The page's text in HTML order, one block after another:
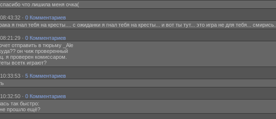
что лишила меня очка(
· 0 Комментариев
я гнал тебя на кресты.... с ожиданки я гнал тебя на кресты... и вот ты тут... это игра не для тебя... смирись...
· 0 Комментариев
отправить в тюрьму _Ale
он чиж проверенный
я проверен комиссаром.
всетк играют?
· 5 Комментариев
· 0 Комментариев
так быстро:
не прошло ещё?